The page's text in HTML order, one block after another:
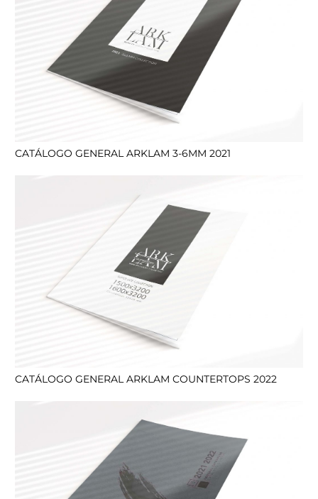
CATÁLOGO GENERAL ARKLAM 3-6MM 2021
CATÁLOGO GENERAL ARKLAM COUNTERTOPS 2022